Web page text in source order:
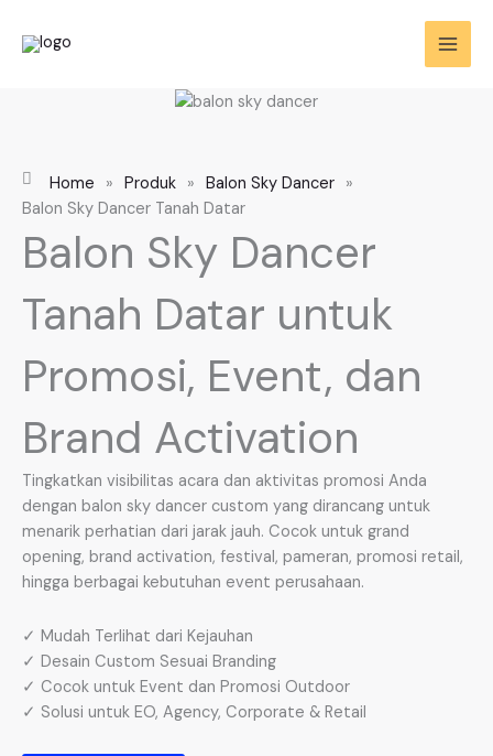
Home » Produk » Balon Sky Dancer
»
Balon Sky Dancer Tanah Datar
Balon Sky Dancer
Tanah Datar untuk
Promosi, Event, dan
Brand Activation
Tingkatkan visibilitas acara dan aktivitas promosi Anda
dengan balon sky dancer custom yang dirancang untuk
menarik perhatian dari jarak jauh. Cocok untuk grand
opening, brand activation, festival, pameran, promosi retail,
hingga berbagai kebutuhan event perusahaan.
✓ Mudah Terlihat dari Kejauhan
✓ Desain Custom Sesuai Branding
✓ Cocok untuk Event dan Promosi Outdoor
✓ Solusi untuk EO, Agency, Corporate & Retail